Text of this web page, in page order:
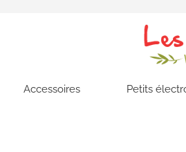
Accessoires Petits